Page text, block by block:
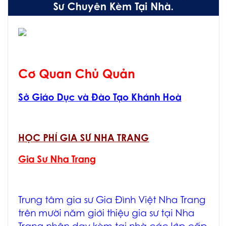
Sư Chuyên Kèm Tại Nhà.
Cơ Quan Chủ Quản
Sở Giáo Dục và Đào Tạo Khánh Hoà
HỌC PHÍ GIA SƯ NHA TRANG
Gia Sư Nha Trang
Trung tâm gia sư Gia Đình Việt Nha Trang
trên mười năm giới thiệu gia sư tại Nha